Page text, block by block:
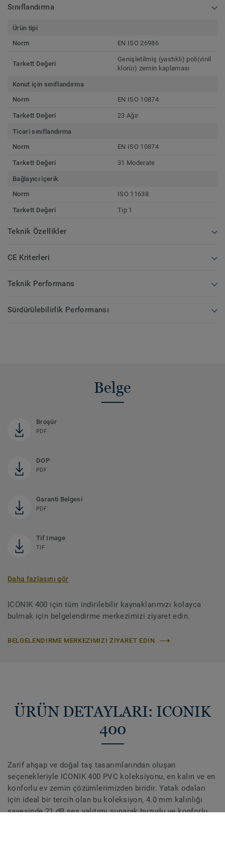
Sınıflandırma
Ürün tipi
Norm
EN ISO 26986
Tarkett Değeri
Genişletilmiş (yastıklı) poli(vinil
klorür) zemin kaplaması
Konut için sınıflandırma
Norm
EN ISO 10874
Tarkett Değeri 23 Ağır
Ticari sınıflandırma
Norm
EN ISO 10874
Tarkett Değeri 31 Moderate
Bağlayıcı içerik
Norm
ISO 11638
Tarkett Değeri Tip 1
Teknik Özellikler
CE Kriterleri
Teknik Performans
Sürdürülebilirlik Performansı
Belge
Broşür
PDF
DOP
PDF
Garanti Belgesi
PDF
Tif Image
TIF
Daha fazlasını gör
ICONIK 400 için tüm indirilebilir kaynaklarımızı kolayca
bulmak için belgelendirme merkezimizi ziyaret edin.
BELGELENDIRME MERKEZIMIZI ZIYARET EDIN
ÜRÜN DETAYLARI: ICONIK
400
Zarif ahşap ve doğal taş tasarımlarından oluşan
seçenekleriyle ICONIK 400 PVC koleksiyonu, en kalın ve en
konforlu ev zemin çözümlerimizden biridir. Yatak odaları
için ideal bir tercih olan bu koleksiyon, 4.0 mm kalınlığı
sayesinde 21 dB ses yalıtımı sunarak huzurlu ve konforlu